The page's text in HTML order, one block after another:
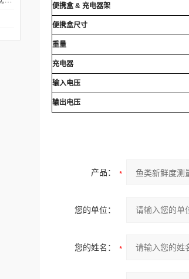
便携盒& 充电器架
便携盒尺寸
重量
充电器
输入电压
输出电压
产品：
您的单位：
您的姓名：